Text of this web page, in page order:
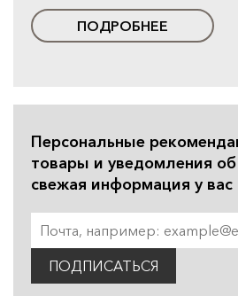
ПОДРОБНЕЕ
Персональные
товары и уведомления об
свежая информация у вас
ПОДПИСАТЬСЯ